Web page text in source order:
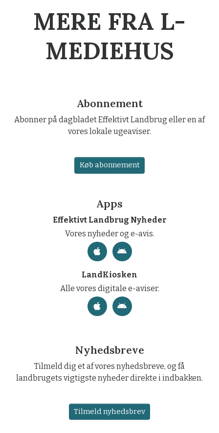
MERE FRA L-
MEDIEHUS
Abonnement
Abonner på dagbladet Effektivt Landbrug eller en af
vores lokale ugeaviser.
Køb abonnement
Apps
Effektivt Landbrug Nyheder
Vores nyheder og e-avis.
LandKiosken
Alle vores digitale e-aviser.
Nyhedsbreve
Tilmeld dig et af vores nyhedsbreve, og få
landbrugets vigtigste nyheder direkte i indbakken.
Tilmeld nyhedsbrev